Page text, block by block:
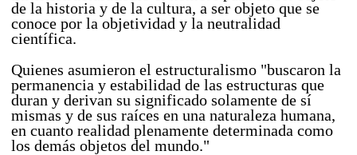
de la historia y de la cultura, a ser objeto que se
conoce por la objetividad y la neutralidad
científica.
Quienes asumieron el estructuralismo "buscaron la
permanencia y estabilidad de las estructuras que
duran y derivan su significado solamente de sí
mismas y de sus raíces en una naturaleza humana,
en cuanto realidad plenamente determinada como
los demás objetos del mundo."